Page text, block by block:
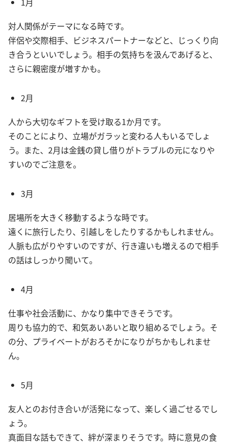
対人関係がテーマになる時です。
伴侶や交際相手、ビジネスパートナーなどと、じっくり向
き合うといいでしょう。相手の気持ちを汲んであげると、
さらに親密度が増すかも。
2月
人から大切なギフトを受け取る1か月です。
そのことにより、立場がガラッと変わる人もいるでしょ
う。また、2月は金銭の貸し借りがトラブルの元になりや
すいのでご注意を。
3月
居場所を大きく移動するような時です。
遠くに旅行したり、引越しをしたりするかもしれません。
人脈も広がりやすいのですが、行き違いも増えるので相手
の話はしっかり聞いて。
4月
仕事や社会活動に、かなり集中できそうです。
周りも協力的で、和気あいあいと取り組めるでしょう。そ
の分、プライベートがおろそかになりがちかもしれませ
ん。
5月
友人とのお付き合いが活発になって、楽しく過ごせるでし
ょう。
真面目な話もできて、絆が深まりそうです。時に意見の食